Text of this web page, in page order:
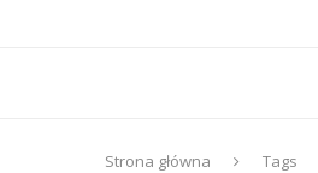
Strona główna Tags